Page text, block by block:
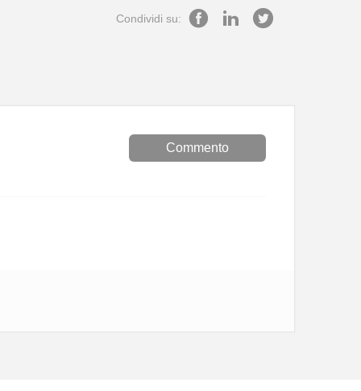
Condividi su:
Commento